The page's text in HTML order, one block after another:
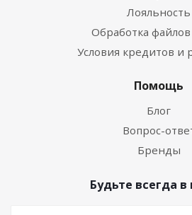
Лояльность
Обработка
Условия кредитов и
Помощь
Блог
Вопрос-
Бренды
Будьте всегда в